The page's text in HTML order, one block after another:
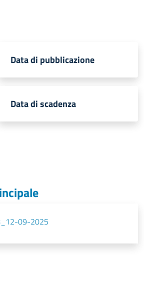
Data di pubblicazione
Data di scadenza
09-2025